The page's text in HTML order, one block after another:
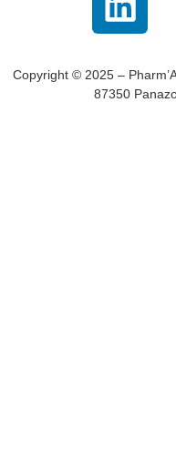
Copyright © 2025 –
87350